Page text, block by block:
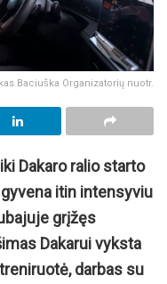
Baciuška Organizatorių nuotr.
Dakaro ralio starto
itin intensyviu
grįžęs
Dakarui vyksta
darbas su